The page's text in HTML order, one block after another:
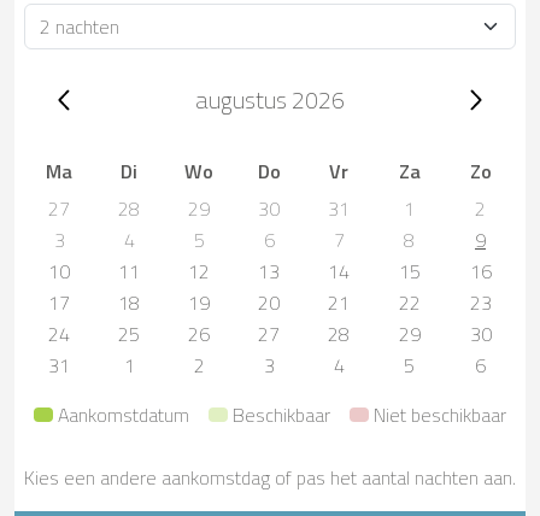
Verblijfsduur
Trip dates, augustus 2026
augustus 2026
Ma Di Wo Do Vr Za
Zo
27
28 29 30 31 1
2
3
4 5 6 7 8
9
10
11 12 13 14 15
16
17
18 19 20 21 22
23
24
25 26 27 28 29
30
31
1 2 3 4 5
6
Aankomstdatum
Beschikbaar Niet beschikbaar
Kies een andere aankomstdag of pas het aantal nachten aan.